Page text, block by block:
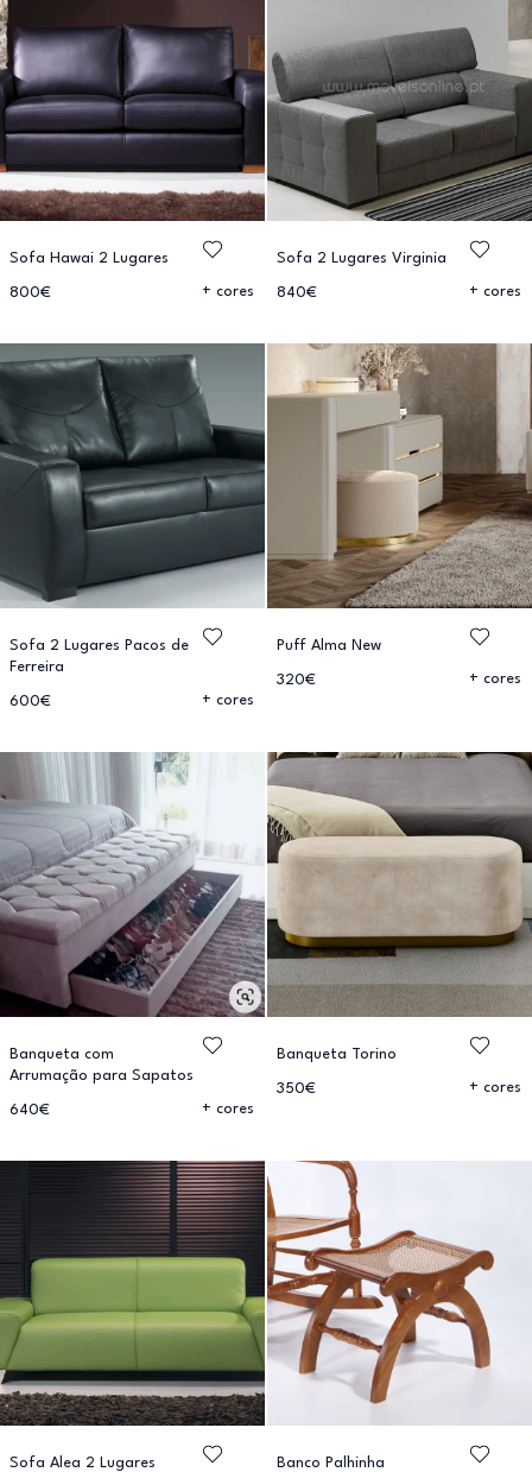
Sofa Hawai 2 Lugares
800€ + cores
Sofa 2 Lugares Virginia
840€ + cores
Sofa 2 Lugares Pacos de
Ferreira
600€ + cores
Puff Alma New
320€ + cores
Banqueta com
Arrumação para Sapatos
640€ + cores
Banqueta Torino
350€ + cores
Sofa Alea 2 Lugares Banco Palhinha